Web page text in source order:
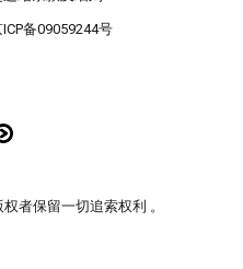
ICP备09059244号
者保留一切追索权利 。